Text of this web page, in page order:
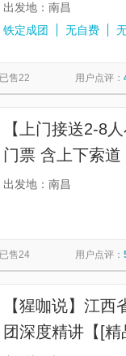
出发地：南昌
铁定成团
无自费
已售22 用户点评：
【上门接送2-8
门票 含上下索
峰+白鹿洞书院+
出发地：南昌
已售24 用户点评：
【猩咖说】江
团深度精讲【[